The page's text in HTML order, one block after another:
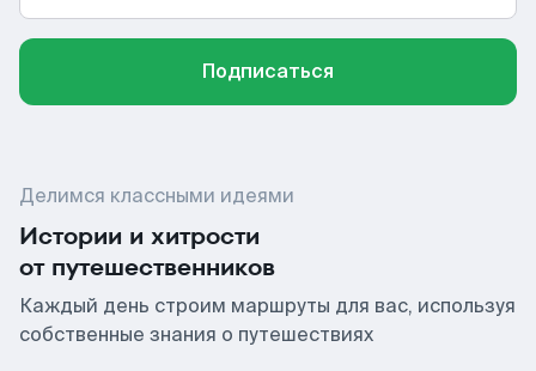
Подписаться
Делимся классными идеями
Истории и хитрости
от путешественников
Каждый день строим маршруты для вас, используя
собственные знания о путешествиях